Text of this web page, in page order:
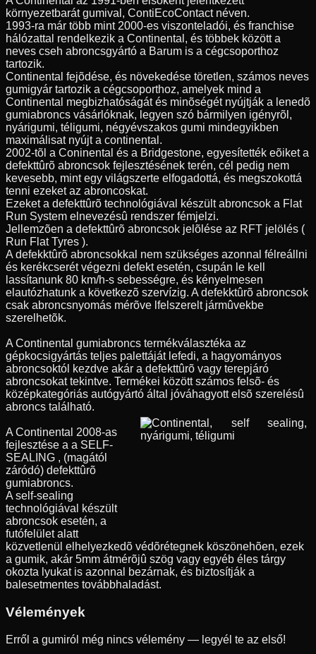
környezetbarát gumival, ContiEcoContact néven.
1993-ra már több mint 2000-es viszonteladói, és franchise
hálózattal rendelkezik a Continental, és többek között a
neves cseh abroncsgyártó a Barum is a cégcsoporthoz
tartozik.
Continental fejõdése, és növekedése töretlen, számos neves
gumigyár tartozik a cégcsoporthoz, amelyek mind a
Continental megbizhatóságát és minõségét nyújtják a lenedõ
gumiabroncs vásárlóknak, legyen szó bármilyen igényrõl,
nyárigumi, téligumi, négyévszakos gumi mindegyikben
maximálisat nyújt a continental.
2002-tõl a Coninental és a Bridgestone, egyesítették eõiket a
defekttûrõ abroncsok fejlesztésének terén, cél pedig nem
kevesebb, mint egy világszerte elfogadottá, és megszokottá
tenni ezeket az abroncoskat.
Ezeket a defekttûrõ technológiával készült abroncsok a Flat
Run System elnevezésû rendszer fémjelzi.
Jellemzõen a defekttûrõ abroncsok jelõlése az RFT jelölés (
Run Flat Tyres ).
A defekktûrõ abroncsokkal nem szükséges azonnal félreállni
és kerékcserét végezni defekt esetén, csupán le kell
lassítanunk 80 km/h-s sebességre, és kényelmesen
elautózhatunk a következõ szervízig. A defekktûrõ abroncsok
csak abroncsnyomás mérõve lfelszerelt jármûvekbe
szerelhetõk.
A Continental gumiabroncs termékválasztéka az
gépkocsigyártás teljes palettáját lefedi, a hagyományos
abroncsoktól kezdve akár a defekttûrõ vagy terepjáró
abroncsokat tekintve. Termékei között számos felsõ- és
középkategóriás autógyártó által jóváhagyott elsõ szerelésû
abroncs található.
A Continental 2008-as
fejlesztése a a SELF-
SEALING , (magától
záródó) defekttûrõ
gumiabroncs.
A self-sealing
technológiával készült
abroncsok esetén, a
futófelület alatt
közvetlenül elhelyezkedõ védõrétegnek köszönehõen, ezek
a gumik, akár 5mm átmérõjû szög vagy egyéb éles tárgy
okozta lyukat is azonnal bezárnak, és biztosítják a
balesetmentes továbbhaladást.
Vélemények
Erről a gumiról még nincs vélemény — legyél te az első!